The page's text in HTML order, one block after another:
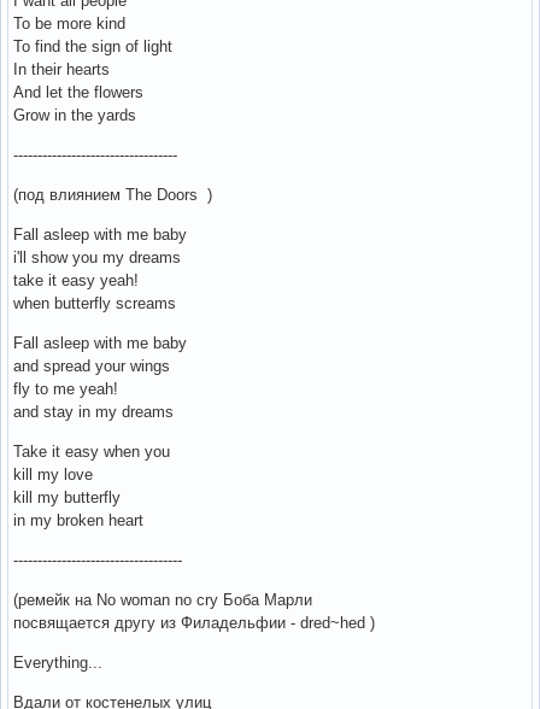
To be more kind
To find the sign of light
In their hearts
And let the flowers
Grow in the yards
----------------------------------
(под влиянием The Doors )
Fall asleep with me baby
i'll show you my dreams
take it easy yeah!
when butterfly screams
Fall asleep with me baby
and spread your wings
fly to me yeah!
and stay in my dreams
Take it easy when you
kill my love
kill my butterfly
in my broken heart
-----------------------------------
(ремейк на No woman no cry Боба Марли
посвящается другу из Филадельфии - dred~hed )
Everything...
Вдали от костенелых улиц